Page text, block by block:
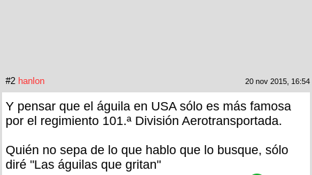
#2 hanlon 20 nov 2015, 16:54
Y pensar que el águila en USA sólo es más famosa
por el regimiento 101.ª División Aerotransportada.
Quién no sepa de lo que hablo que lo busque, sólo
diré "Las águilas que gritan"